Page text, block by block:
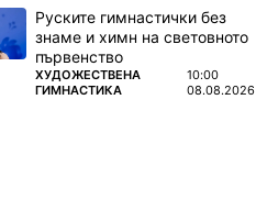
Руските гимнастички без
знаме и химн на световното
първенство
ПОВЕЧЕ ОТ
ХУДОЖЕСТВЕНА
ГИМНАСТИКА
10:00
08.08.2026